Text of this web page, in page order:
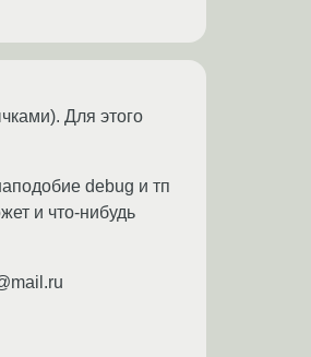
Для этого
debug и тп
и что-нибудь